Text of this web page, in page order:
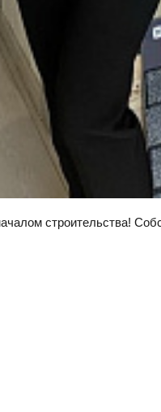
строительства!